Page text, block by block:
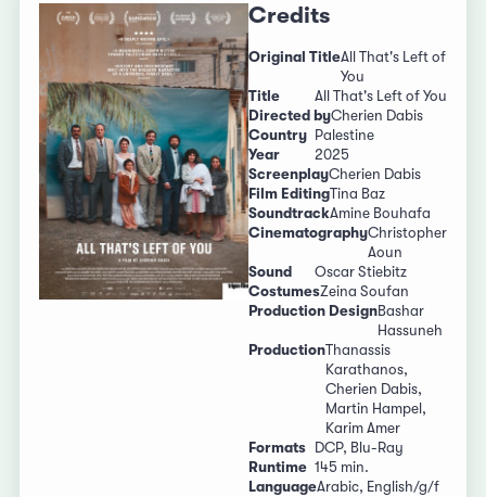
Credits
Original TitleAll That's Left of
You
Title
All That's Left of You
Directed byCherien Dabis
Country Palestine
Year
2025
ScreenplayCherien Dabis
Film EditingTina Baz
SoundtrackAmine Bouhafa
CinematographyChristopher
Aoun
Sound
Oscar Stiebitz
CostumesZeina Soufan
Production DesignBashar
Hassuneh
ProductionThanassis
Karathanos,
Cherien Dabis,
Martin Hampel,
Karim Amer
Formats
DCP, Blu-Ray
Runtime 145 min.
LanguageArabic, English/g/f